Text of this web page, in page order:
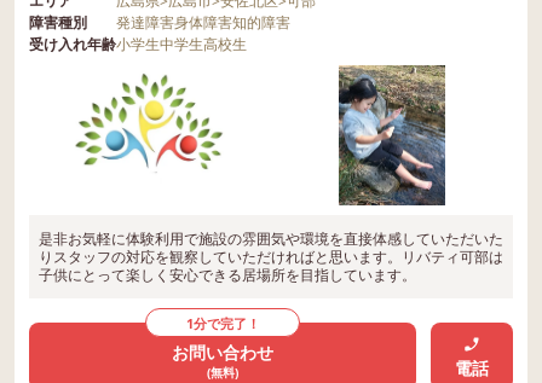
障害種別
発達障害身体障害知的障害
受け入れ年齢小学生中学生高校生
是非お気軽に体験利用で施設の雰囲気や環境を直接体感していただいた
りスタッフの対応を観察していただければと思います。リバティ可部は
子供にとって楽しく安心できる居場所を目指しています。
1分で完了！
お問い合わせ
(無料) 電話